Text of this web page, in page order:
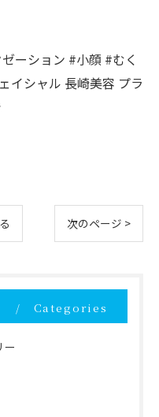
ーション #小顔 #むく
イシャル 長崎美容 プラ
次のページ >
Categories
ー